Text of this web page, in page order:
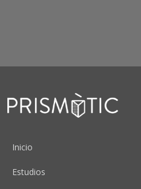
Peu
Inicio
Estudios